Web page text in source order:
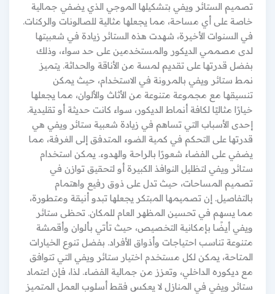
تصميم الستائر ويفي بتشكيلها الموجي الذي يضفي جمالية
خاصة على أي مساحة، مما يجعلها مثالية للصالونات والركنات.
في السنوات الأخيرة، شهدت هذه الستائر زيادة في شعبيتها
لدى مصممي الديكور والمستخدمين على حد سواء، وذلك
بفضل قدرتها على تقديم لمسة من الأناقة والحداثة. يتميز
نمط ستائر ويفي بالمرونة في الاستخدام، حيث يمكن
تنسيقها مع مجموعة متنوعة من الأثاث والألوان، مما يجعلها
خيارًا مثاليًا لكافة أنماط الديكور، سواء كانت حديثة أو تقليدية.
إحدى الأسباب التي تساهم في زيادة شعبية ستائر ويفي هي
قدرتها على التحكم في كمية الضوء المتدفق إلى الغرفة، مما
يضفي على الفضاء شعورًا بالراحة والهدوء. يمكن استخدام
ستائر ويفي لتظليل النوافذ الكبيرة أو لتحقيق توازن في
تصميم المساحات، حيث تدل على ذوق رفيع واهتمام
بالتفاصيل. إن تصميمها المبتكر يجعلها تبدو أنيقة ومتطورة،
مما يسهم في تحسين المظهر العام للمكان. تحظى ستائر
ويفي أيضًا بإمكانية التخصيص، حيث تأتي بألوان وأقمشة
متنوعة تناسب احتياجات وأذواق الأفراد. بفضل تنوع الخيارات
المتاحة، يمكن لكل مستخدم اختيار ستائر ويفي التي تتوافق
مع ديكوره الداخلي، وتعزز من جمالية الفضاء. لذا، فإن اعتماد
ستائر ويفي في المنازل لا يعكس فقط أسلوب العمل المتميز